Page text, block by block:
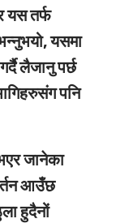
यस तर्फ
यसमा
लैजानु पर्छ
पनि
जानेका
आउँछ
हुदैनों